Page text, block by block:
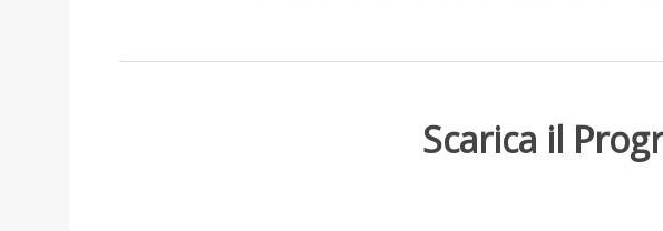
Scarica il